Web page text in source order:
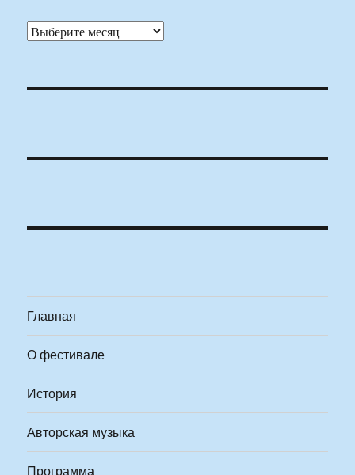
Архивы
Главная
О фестивале
История
Авторская музыка
Программа